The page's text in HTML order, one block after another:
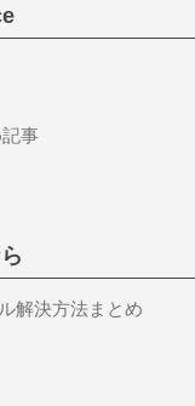
事
解決方法まとめ